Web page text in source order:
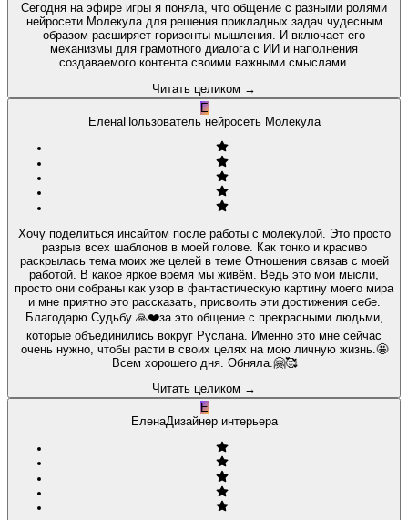
Сегодня на эфире игры я поняла, что общение с разными ролями
нейросети Молекула для решения прикладных задач чудесным
образом расширяет горизонты мышления. И включает его
механизмы для грамотного диалога с ИИ и наполнения
создаваемого контента своими важными смыслами.
Читать целиком →
Е
ЕленаПользователь нейросеть Молекула
Хочу поделиться инсайтом после работы с молекулой. Это просто
разрыв всех шаблонов в моей голове. Как тонко и красиво
раскрылась тема моих же целей в теме Отношения связав с моей
работой. В какое яркое время мы живём. Ведь это мои мысли,
просто они собраны как узор в фантастическую картину моего мира
и мне приятно это рассказать, присвоить эти достижения себе.
Благодарю Судьбу 🙏❤️за это общение с прекрасными людьми,
которые объединились вокруг Руслана. Именно это мне сейчас
очень нужно, чтобы расти в своих целях на мою личную жизнь.🤩
Всем хорошего дня. Обняла.🤗🥰
Читать целиком →
Е
ЕленаДизайнер интерьера